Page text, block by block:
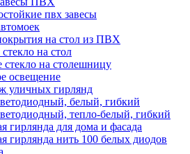
пвх завесы
на стол из ПВХ
на стол
стекло на столешницу
освещение
уличных гирлянд
белый, гибкий
тепло-белый, гибкий
гирлянда для дома и фасада
гирлянда нить 100 белых диодов